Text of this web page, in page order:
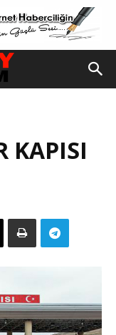
KAPISI